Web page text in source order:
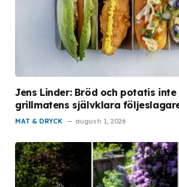
Jens Linder: Bröd och potatis
grillmatens självklara
MAT & DRYCK augusti 1, 2026